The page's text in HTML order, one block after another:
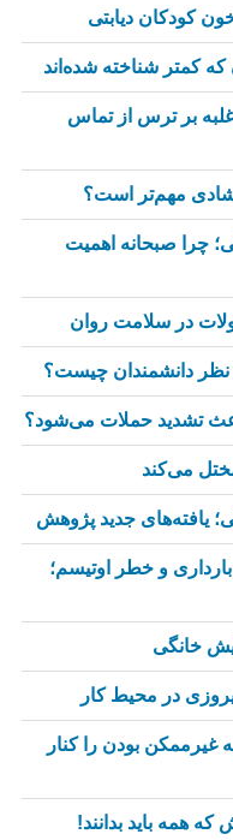
کودکان دیابتی
بر ترس از تماس
شادی مهم‌تر است؟
چرا صبحانه اهمیت
در سلامت روان
نظر دانشمندان چیست؟
تشدید حملات می‌شود؟
می‌کند
یافته‌های جدید پژوهش
و خطر اوتیسم؛
خانگی
در محیط کار
بودن را کنار
همه باید بدانند!